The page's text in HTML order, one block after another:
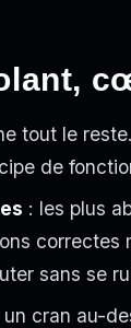
tout le
de
: les plus
correctes
sans se
un cran au-